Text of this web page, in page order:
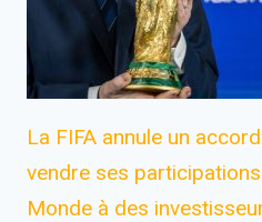
La FIFA annule un
vendre ses
Monde à des